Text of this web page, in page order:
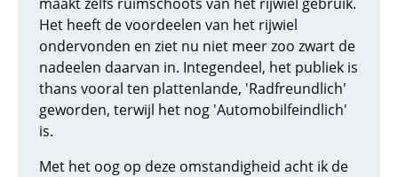
Het heeft de voordeelen van het rijwiel
ondervonden en ziet nu niet meer zoo zwart de
nadeelen daarvan in. Integendeel, het publiek is
thans vooral ten plattenlande, 'Radfreundlich'
geworden, terwijl het nog 'Automobilfeindlich'
is.
Met het oog op deze omstandigheid acht ik de